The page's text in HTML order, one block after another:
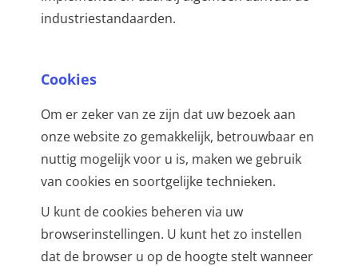
industriestandaarden.
Cookies
Om er zeker van ze zijn dat uw bezoek aan
onze website zo gemakkelijk, betrouwbaar en
nuttig mogelijk voor u is, maken we gebruik
van cookies en soortgelijke technieken.
U kunt de cookies beheren via uw
browserinstellingen. U kunt het zo instellen
dat de browser u op de hoogte stelt wanneer